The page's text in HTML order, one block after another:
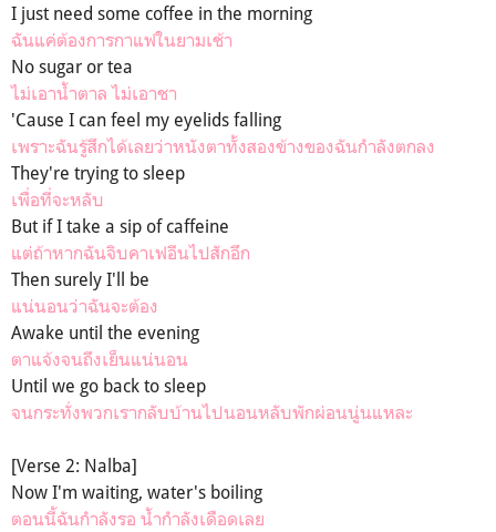
I just need some coffee in the morning
ฉันแค่ต้องการกาแฟในยามเช้า
No sugar or tea
ไม่เอาน้ำตาล ไม่เอาชา
'Cause I can feel my eyelids falling
เพราะฉันรู้สึกได้เลยว่าหนังตาทั้งสองข้างของฉันกำลังตกลง
They're trying to sleep
เพื่อที่จะหลับ
But if I take a sip of caffeine
แต่ถ้าหากฉันจิบคาเฟอีนไปสักอึก
Then surely I'll be
แน่นอนว่าฉันจะต้อง
Awake until the evening
ตาแจ้งจนถึงเย็นแน่นอน
Until we go back to sleep
จนกระทั่งพวกเรากลับบ้านไปนอนหลับพักผ่อนนู่นแหละ
[Verse 2: Nalba]
Now I'm waiting, water's boiling
ตอนนี้ฉันกำลังรอ น้ำกำลังเดือดเลย